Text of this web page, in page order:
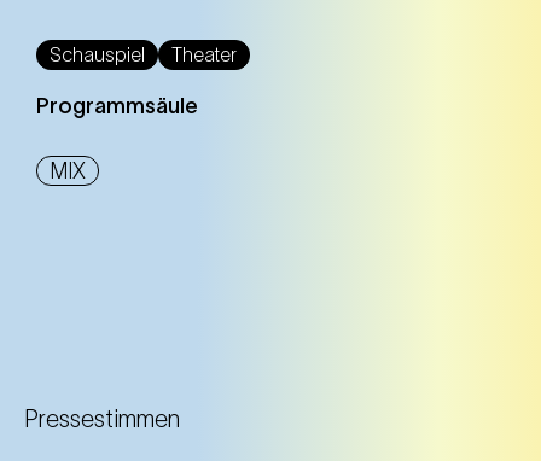
Schauspiel Theater
Programmsäule
MIX
Pressestimmen